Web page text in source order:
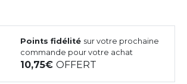
Points fidélité sur votre prochaine
commande pour votre achat
10,75OFFERT